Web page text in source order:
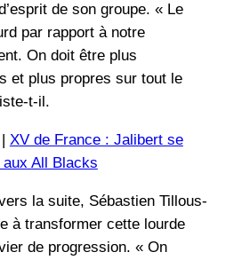
de son groupe. « Le
par rapport à notre
On doit être plus
et plus propres sur tout le
t-il.
| XV de France : Jalibert se
All Blacks
la suite, Sébastien Tillous-
à transformer cette lourde
de progression. « On